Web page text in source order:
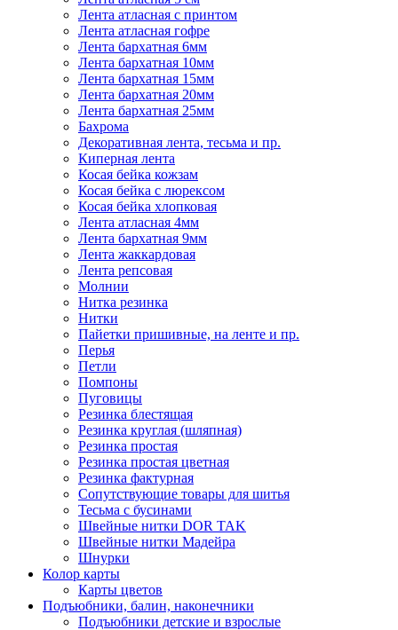
Лента атласная с принтом
Лента атласная гофре
Лента бархатная 6мм
Лента бархатная 10мм
Лента бархатная 15мм
Лента бархатная 20мм
Лента бархатная 25мм
Бахрома
Декоративная лента, тесьма и пр.
Киперная лента
Косая бейка кожзам
Косая бейка с люрексом
Косая бейка хлопковая
Лента атласная 4мм
Лента бархатная 9мм
Лента жаккардовая
Лента репсовая
Молнии
Нитка резинка
Нитки
Пайетки пришивные, на ленте и пр.
Перья
Петли
Помпоны
Пуговицы
Резинка блестящая
Резинка круглая (шляпная)
Резинка простая
Резинка простая цветная
Резинка фактурная
Сопутствующие товары для шитья
Тесьма с бусинами
Швейные нитки DOR TAK
Швейные нитки Мадейра
Шнурки
Колор карты
Карты цветов
Подъюбники, балин, наконечники
Подъюбники детские и взрослые